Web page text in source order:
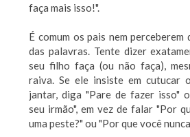
faça mais isso!".
É comum os pais nem perceberem
das palavras. Tente dizer
seu filho faça (ou não faça),
raiva. Se ele insiste em cutucar
jantar, diga "Pare de fazer isso"
seu irmão", em vez de falar "Por
uma peste?" ou "Por que você